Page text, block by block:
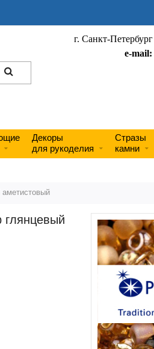
г. Санкт-Петербург
e-mail:
Декоры
для рукоделия
Стразы
камни
глянцевый